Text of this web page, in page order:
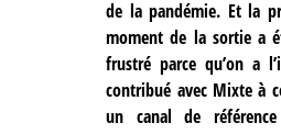
de la pandémie. Et la
moment de la sortie a
frustré parce qu’on a
contribué avec Mixte à
un canal de